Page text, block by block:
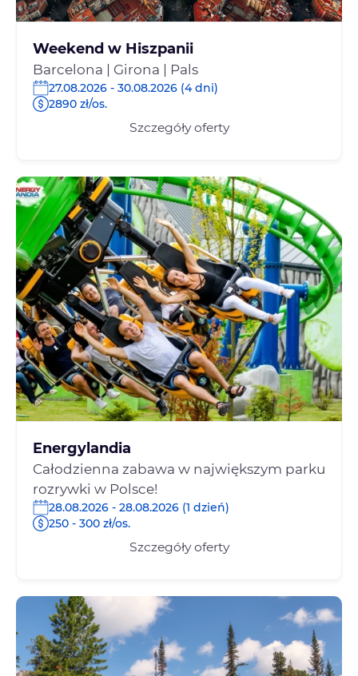
Weekend w Hiszpanii
Barcelona | Girona | Pals
27.08.2026 - 30.08.2026 (4 dni)
2890 zł/os.
Szczegóły oferty
Energylandia
Całodzienna zabawa w największym parku
rozrywki w Polsce!
28.08.2026 - 28.08.2026 (1 dzień)
250 - 300 zł/os.
Szczegóły oferty